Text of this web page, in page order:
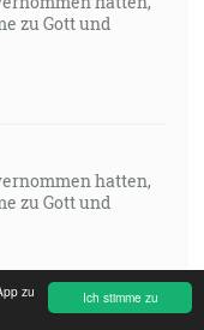
Ich stimme zu
zu
zu Gott und
hatten,
zu Gott und